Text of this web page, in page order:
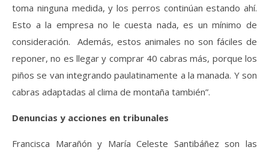
toma ninguna medida, y los perros continúan estando ahí.
Esto a la empresa no le cuesta nada, es un mínimo de
consideración. Además, estos animales no son fáciles de
reponer, no es llegar y comprar 40 cabras más, porque los
piños se van integrando paulatinamente a la manada. Y son
cabras adaptadas al clima de montaña también”.
Denuncias y acciones en tribunales
Francisca Marañón y María Celeste Santibáñez son las